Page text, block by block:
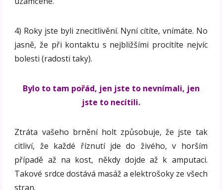
4) Roky jste byli znecitlivění. Nyní cítíte, vnímáte. No
jasně, že při kontaktu s nejbližšími procítíte nejvíc
bolesti (radosti taky).
Bylo to tam pořád, jen jste to nevnímali, jen
jste to necítili.
Ztráta vašeho brnění holt způsobuje, že jste tak
citliví, že každé říznutí jde do živého, v horším
případě až na kost, někdy dojde až k amputaci.
Takové srdce dostává masáž a elektrošoky ze všech
stran.